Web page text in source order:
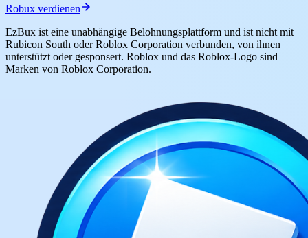
Robux verdienen
EzBux ist eine unabhängige Belohnungsplattform und ist nicht mit
Rubicon South oder Roblox Corporation verbunden, von ihnen
unterstützt oder gesponsert. Roblox und das Roblox-Logo sind
Marken von Roblox Corporation.